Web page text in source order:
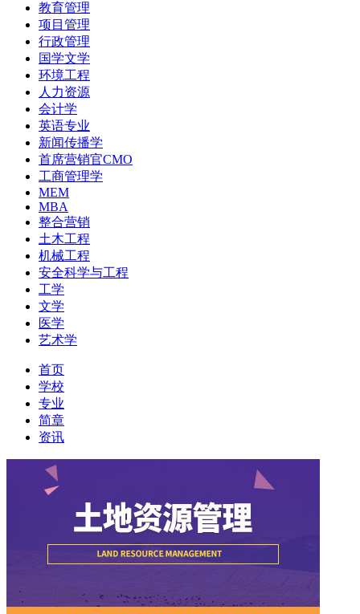
教育管理
项目管理
行政管理
国学文学
环境工程
人力资源
会计学
英语专业
新闻传播学
首席营销官CMO
工商管理学
MEM
MBA
整合营销
土木工程
机械工程
安全科学与工程
工学
文学
医学
艺术学
首页
学校
专业
简章
资讯